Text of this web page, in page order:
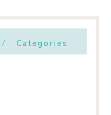
Categories